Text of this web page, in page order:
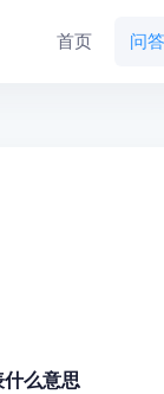
首页 问
么意思